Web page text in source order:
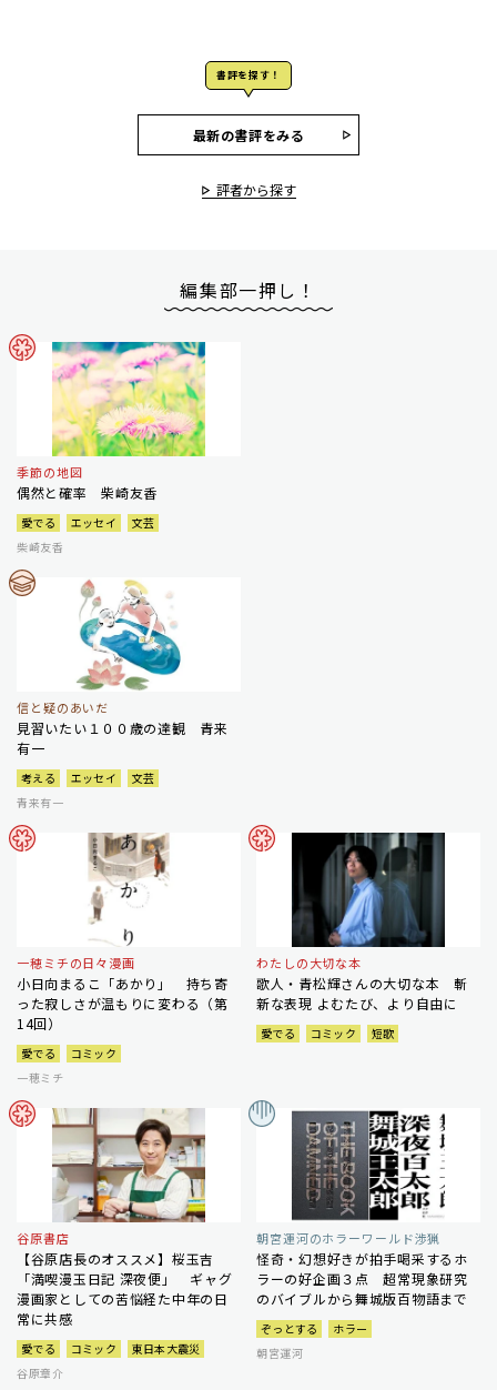
書評を探す！
最新の書評をみる
評者から探す
編集部一押し！
季節の地図
偶然と確率 柴崎友香
愛でる エッセイ
文芸
柴崎友香
信と疑のあいだ
見習いたい１００歳の達観 青来
有一
考える エッセイ
文芸
青来有一
一穂ミチの日々漫画
小日向まるこ「あかり」 持ち寄
った寂しさが温もりに変わる（第
14回）
愛でる
コミック
一穂ミチ
わたしの大切な本
歌人・青松輝さんの大切な本 斬
新な表現 よむたび、より自由に
愛でる コミック 短歌
谷原書店
【谷原店長のオススメ】桜玉吉
「満喫漫玉日記 深夜便」 ギャグ
漫画家としての苦悩経た中年の日
常に共感
愛でる コミック
東日本大震災
谷原章介
朝宮運河のホラーワールド渉猟
怪奇・幻想好きが拍手喝采するホ
ラーの好企画３点 超常現象研究
のバイブルから舞城版百物語まで
ぞっとする
ホラー
朝宮運河